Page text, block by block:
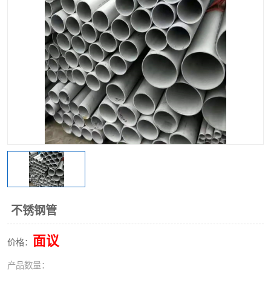
不锈钢管
价格： 面议
产品数量：
不锈钢阀门 不锈钢槽钢
不锈钢扁钢